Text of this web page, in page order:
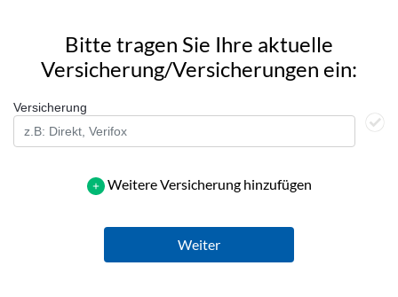
Bitte tragen Sie Ihre aktuelle
Versicherung/Versicherungen ein:
Versicherung
Weitere Versicherung hinzufügen